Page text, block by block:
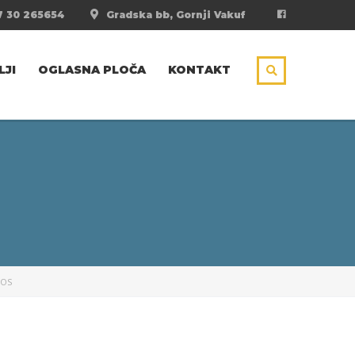
Gradska bb, Gornji Vakuf
30 265654
OGLASNA PLOČA KONTAKT